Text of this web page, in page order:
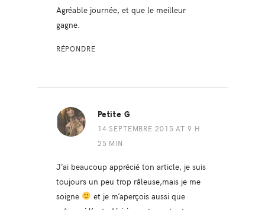
Agréable journée, et que le meilleur
gagne.
RÉPONDRE
Petite G
14 SEPTEMBRE 2015 AT 9 H
25 MIN
J’ai beaucoup apprécié ton article, je suis
toujours un peu trop râleuse,mais je me
soigne
et je m’aperçois aussi que